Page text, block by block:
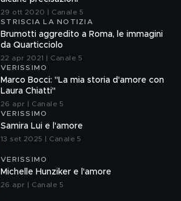
29 ott 2020 | Canale 5
STRISCIA LA NOTIZIA
Brumotti aggredito a Roma, le immagini
da Quarticciolo
22 apr 2021 | Canale 5
VERISSIMO
Marco Bocci: "La mia storia d'amore con
Laura Chiatti"
26 apr | Canale 5
VERISSIMO
Samira Lui e l'amore
13 set 2025 | Canale 5
VERISSIMO
Michelle Hunziker e l'amore
26 apr | Canale 5